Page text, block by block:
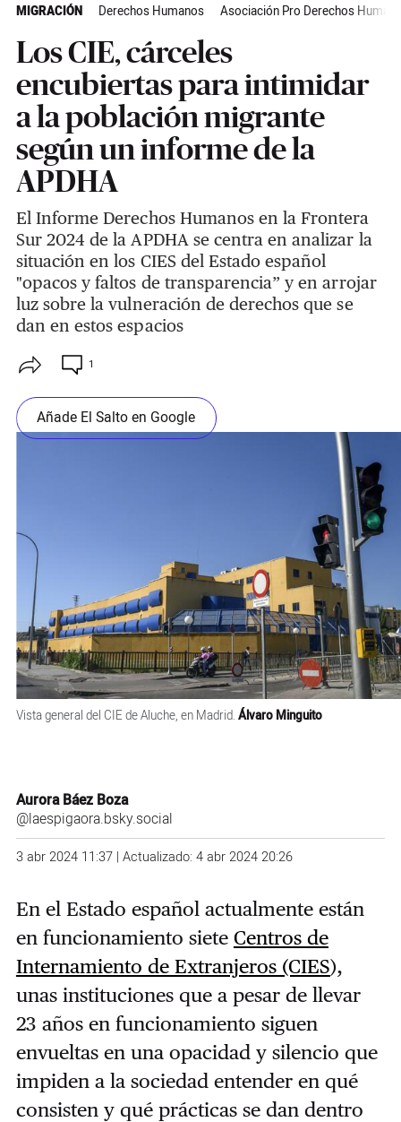
MIGRACIÓN Derechos Humanos Asociación Pro Derechos
Los CIE, cárceles
encubiertas para intimidar
a la población migrante
según un informe de la
APDHA
El Informe Derechos Humanos en la Frontera
Sur 2024 de la APDHA se centra en analizar la
situación en los CIES del Estado español
"opacos y faltos de transparencia” y en arrojar
luz sobre la vulneración de derechos que se
dan en estos espacios
1
Añade El Salto en Google
Vista general del CIE de Aluche, en Madrid. Álvaro Minguito
Aurora Báez Boza
@laespigaora.bsky.social
3 abr 2024 11:37 | Actualizado: 4 abr 2024 20:26
En el Estado español actualmente están
en funcionamiento siete Centros de
Internamiento de Extranjeros (CIES),
unas instituciones que a pesar de llevar
23 años en funcionamiento siguen
envueltas en una opacidad y silencio que
impiden a la sociedad entender en qué
consisten y qué prácticas se dan dentro